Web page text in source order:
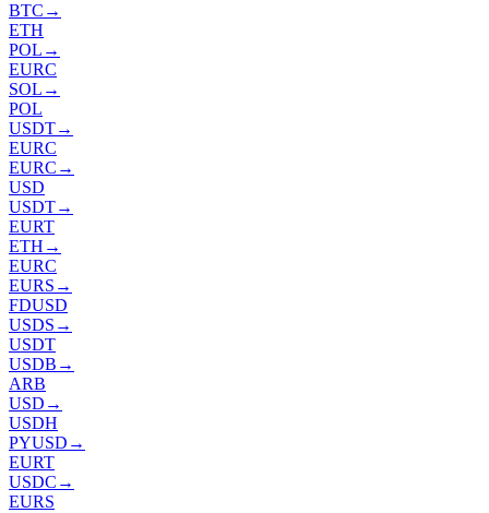
BTC →
ETH
POL →
EURC
SOL →
POL
USDT→
EURC
EURC →
USD
USDT→
EURT
ETH →
EURC
EURS →
FDUSD
USDS →
USDT
USDB →
ARB
USD →
USDH
PYUSD →
EURT
USDC →
EURS